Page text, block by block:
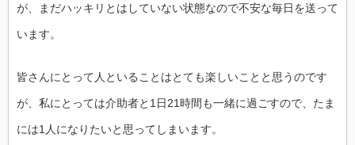
が、まだハッキリとはしていない状態なので不安な毎日を送って
います。
皆さんにとって人といることはとても楽しいことと思うのです
が、私にとっては介助者と1日21時間も一緒に過ごすので、たま
には1人になりたいと思ってしまいます。